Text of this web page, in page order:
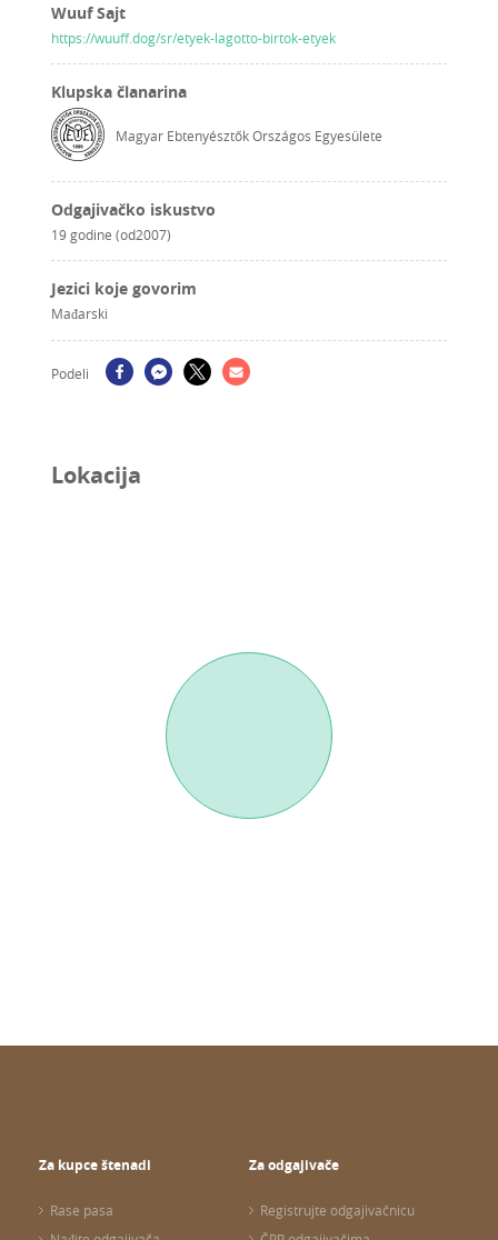
Wuuf Sajt
https://wuuff.dog/sr/etyek-lagotto-birtok-etyek
Klupska članarina
Magyar Ebtenyésztők Országos Egyesülete
Odgajivačko iskustvo
19 godine (od2007)
Jezici koje govorim
Mađarski
Podeli
Lokacija
Za kupce štenadi
Rase pasa
Za odgajivače
Registrujte odgajivačnicu